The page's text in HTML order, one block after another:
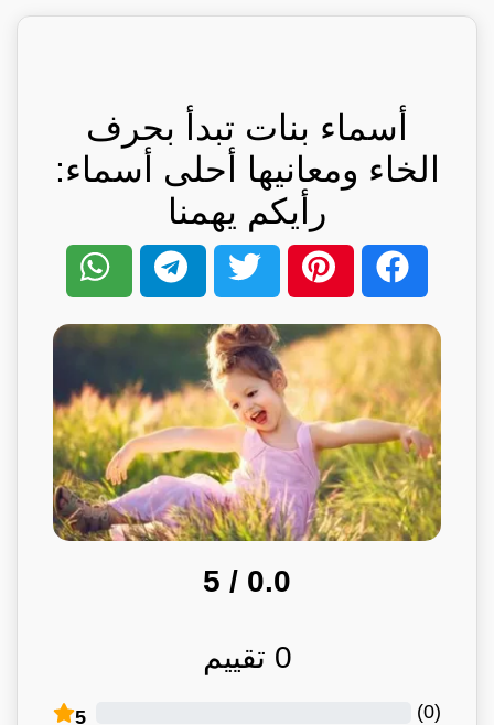
أسماء بنات تبدأ بحرف
الخاء ومعانيها أحلى أسماء:
رأيكم يهمنا
0.0
/ 5
0 تقييم
5 (
0
)